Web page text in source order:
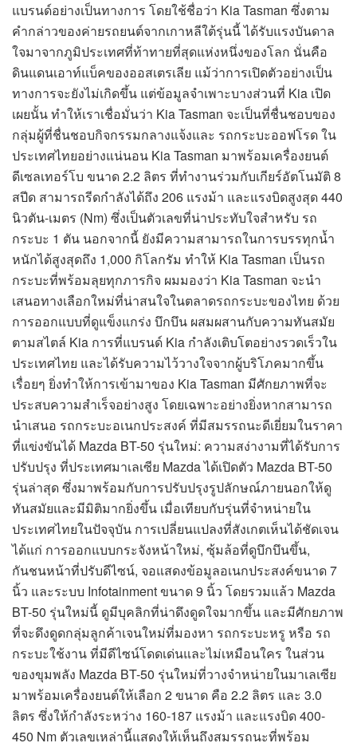
แบรนด์อย่างเป็นทางการ โดยใช้ชื่อว่า Kia Tasman ซึ่งตาม
คำกล่าวของค่ายรถยนต์จากเกาหลีใต้รุ่นนี้ ได้รับแรงบันดาล
ใจมาจากภูมิประเทศที่ท้าทายที่สุดแห่งหนึ่งของโลก นั่นคือ
ดินแดนเอาท์แบ็คของออสเตรเลีย แม้ว่าการเปิดตัวอย่างเป็น
ทางการจะยังไม่เกิดขึ้น แต่ข้อมูลจำเพาะบางส่วนที่ Kia เปิด
เผยนั้น ทำให้เราเชื่อมั่นว่า Kia Tasman จะเป็นที่ชื่นชอบของ
กลุ่มผู้ที่ชื่นชอบกิจกรรมกลางแจ้งและ รถกระบะออฟโรด ใน
ประเทศไทยอย่างแน่นอน Kia Tasman มาพร้อมเครื่องยนต์
ดีเซลเทอร์โบ ขนาด 2.2 ลิตร ที่ทำงานร่วมกับเกียร์อัตโนมัติ 8
สปีด สามารถรีดกำลังได้ถึง 206 แรงม้า และแรงบิดสูงสุด 440
นิวตัน-เมตร (Nm) ซึ่งเป็นตัวเลขที่น่าประทับใจสำหรับ รถ
กระบะ 1 ตัน นอกจากนี้ ยังมีความสามารถในการบรรทุกน้ำ
หนักได้สูงสุดถึง 1,000 กิโลกรัม ทำให้ Kia Tasman เป็นรถ
กระบะที่พร้อมลุยทุกภารกิจ ผมมองว่า Kia Tasman จะนำ
เสนอทางเลือกใหม่ที่น่าสนใจในตลาดรถกระบะของไทย ด้วย
การออกแบบที่ดูแข็งแกร่ง บึกบึน ผสมผสานกับความทันสมัย
ตามสไตล์ Kia การที่แบรนด์ Kia กำลังเติบโตอย่างรวดเร็วใน
ประเทศไทย และได้รับความไว้วางใจจากผู้บริโภคมากขึ้น
เรื่อยๆ ยิ่งทำให้การเข้ามาของ Kia Tasman มีศักยภาพที่จะ
ประสบความสำเร็จอย่างสูง โดยเฉพาะอย่างยิ่งหากสามารถ
นำเสนอ รถกระบะอเนกประสงค์ ที่มีสมรรถนะดีเยี่ยมในราคา
ที่แข่งขันได้ Mazda BT-50 รุ่นใหม่: ความสง่างามที่ได้รับการ
ปรับปรุง ที่ประเทศมาเลเซีย Mazda ได้เปิดตัว Mazda BT-50
รุ่นล่าสุด ซึ่งมาพร้อมกับการปรับปรุงรูปลักษณ์ภายนอกให้ดู
ทันสมัยและมีมิติมากยิ่งขึ้น เมื่อเทียบกับรุ่นที่จำหน่ายใน
ประเทศไทยในปัจจุบัน การเปลี่ยนแปลงที่สังเกตเห็นได้ชัดเจน
ได้แก่ การออกแบบกระจังหน้าใหม่, ซุ้มล้อที่ดูบึกบึนขึ้น,
กันชนหน้าที่ปรับดีไซน์, จอแสดงข้อมูลอเนกประสงค์ขนาด 7
นิ้ว และระบบ Infotainment ขนาด 9 นิ้ว โดยรวมแล้ว Mazda
BT-50 รุ่นใหม่นี้ ดูมีบุคลิกที่น่าดึงดูดใจมากขึ้น และมีศักยภาพ
ที่จะดึงดูดกลุ่มลูกค้าเจนใหม่ที่มองหา รถกระบะหรู หรือ รถ
กระบะใช้งาน ที่มีดีไซน์โดดเด่นและไม่เหมือนใคร ในส่วน
ของขุมพลัง Mazda BT-50 รุ่นใหม่ที่วางจำหน่ายในมาเลเซีย
มาพร้อมเครื่องยนต์ให้เลือก 2 ขนาด คือ 2.2 ลิตร และ 3.0
ลิตร ซึ่งให้กำลังระหว่าง 160-187 แรงม้า และแรงบิด 400-
450 Nm ตัวเลขเหล่านี้แสดงให้เห็นถึงสมรรถนะที่พร้อม